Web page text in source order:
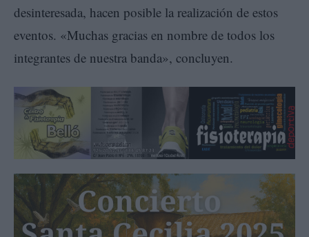
desinteresada, hacen posible la realización de estos
eventos. «Muchas gracias en nombre de todos los
integrantes de nuestra banda», concluyen.